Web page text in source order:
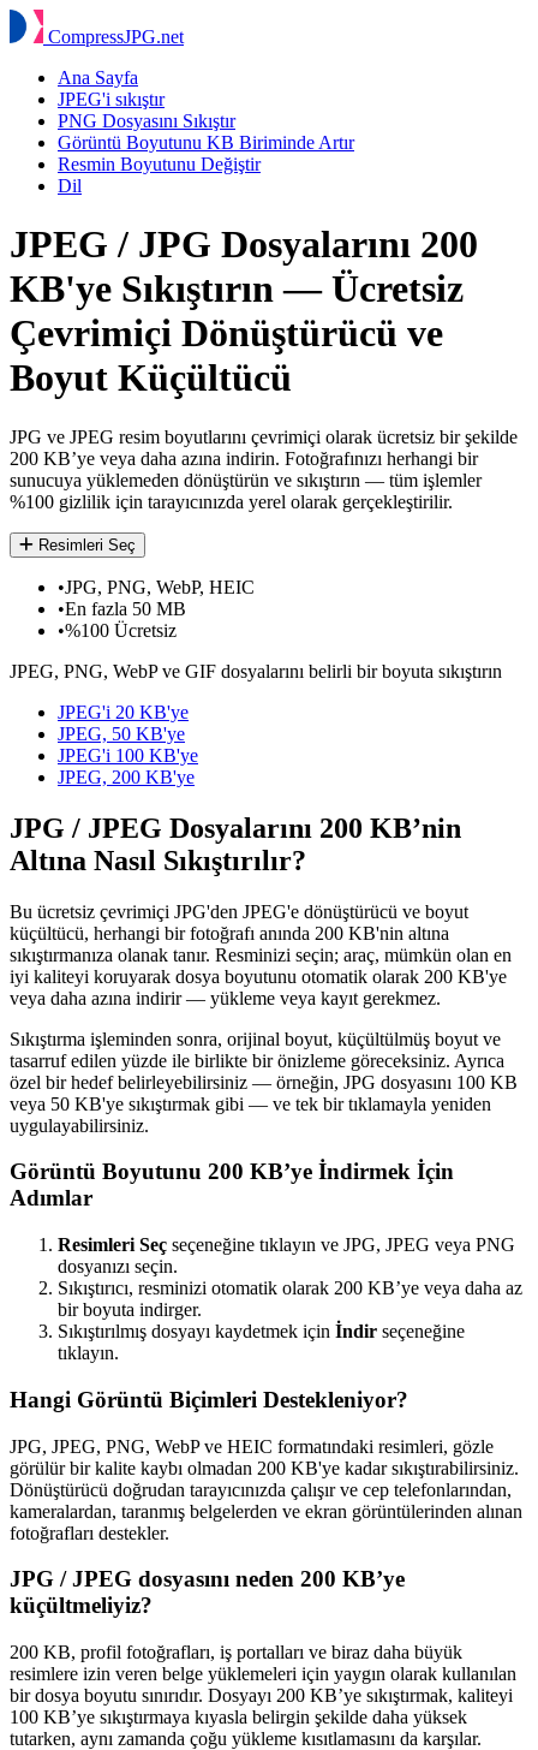
CompressJPG.net
Ana Sayfa
JPEG'i sıkıştır
PNG Dosyasını Sıkıştır
Görüntü Boyutunu KB Biriminde Artır
Resmin Boyutunu Değiştir
Dil
JPEG / JPG Dosyalarını 200
KB'ye Sıkıştırın — Ücretsiz
Çevrimiçi Dönüştürücü ve
Boyut Küçültücü
JPG ve JPEG resim boyutlarını çevrimiçi olarak ücretsiz bir şekilde
200 KB’ye veya daha azına indirin. Fotoğrafınızı herhangi bir
sunucuya yüklemeden dönüştürün ve sıkıştırın — tüm işlemler
%100 gizlilik için tarayıcınızda yerel olarak gerçekleştirilir.
Resimleri Seç
•JPG, PNG, WebP, HEIC
•En fazla 50 MB
•%100 Ücretsiz
JPEG, PNG, WebP ve GIF dosyalarını belirli bir boyuta sıkıştırın
JPEG'i 20 KB'ye
JPEG, 50 KB'ye
JPEG'i 100 KB'ye
JPEG, 200 KB'ye
JPG / JPEG Dosyalarını 200 KB’nin
Altına Nasıl Sıkıştırılır?
Bu ücretsiz çevrimiçi JPG'den JPEG'e dönüştürücü ve boyut
küçültücü, herhangi bir fotoğrafı anında 200 KB'nin altına
sıkıştırmanıza olanak tanır. Resminizi seçin; araç, mümkün olan en
iyi kaliteyi koruyarak dosya boyutunu otomatik olarak 200 KB'ye
veya daha azına indirir — yükleme veya kayıt gerekmez.
Sıkıştırma işleminden sonra, orijinal boyut, küçültülmüş boyut ve
tasarruf edilen yüzde ile birlikte bir önizleme göreceksiniz. Ayrıca
özel bir hedef belirleyebilirsiniz — örneğin, JPG dosyasını 100 KB
veya 50 KB'ye sıkıştırmak gibi — ve tek bir tıklamayla yeniden
uygulayabilirsiniz.
Görüntü Boyutunu 200 KB’ye İndirmek İçin
Adımlar
Resimleri Seç seçeneğine tıklayın ve JPG, JPEG veya PNG
dosyanızı seçin.
Sıkıştırıcı, resminizi otomatik olarak 200 KB’ye veya daha az
bir boyuta indirger.
Sıkıştırılmış dosyayı kaydetmek için İndir seçeneğine
tıklayın.
Hangi Görüntü Biçimleri Destekleniyor?
JPG, JPEG, PNG, WebP ve HEIC formatındaki resimleri, gözle
görülür bir kalite kaybı olmadan 200 KB'ye kadar sıkıştırabilirsiniz.
Dönüştürücü doğrudan tarayıcınızda çalışır ve cep telefonlarından,
kameralardan, taranmış belgelerden ve ekran görüntülerinden alınan
fotoğrafları destekler.
JPG / JPEG dosyasını neden 200 KB’ye
küçültmeliyiz?
200 KB, profil fotoğrafları, iş portalları ve biraz daha büyük
resimlere izin veren belge yüklemeleri için yaygın olarak kullanılan
bir dosya boyutu sınırıdır. Dosyayı 200 KB’ye sıkıştırmak, kaliteyi
100 KB’ye sıkıştırmaya kıyasla belirgin şekilde daha yüksek
tutarken, aynı zamanda çoğu yükleme kısıtlamasını da karşılar.